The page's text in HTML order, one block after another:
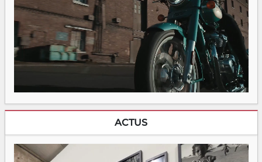
ACTUS